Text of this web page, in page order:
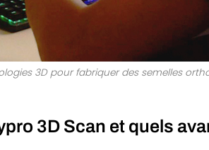
3D pour fabriquer des semelles
3D Scan et quels